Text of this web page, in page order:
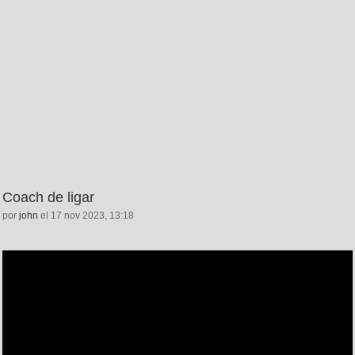
Coach de ligar
por john el 17 nov 2023, 13:18